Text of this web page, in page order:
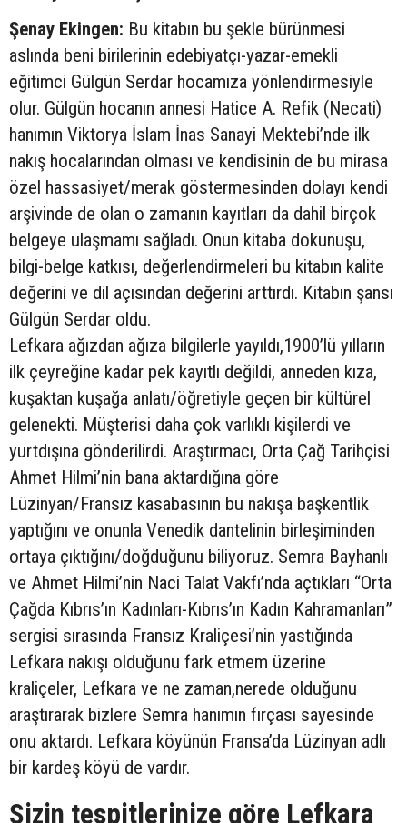
Şenay Ekingen: Bu kitabın bu şekle bürünmesi
aslında beni birilerinin edebiyatçı-yazar-emekli
eğitimci Gülgün Serdar hocamıza yönlendirmesiyle
olur. Gülgün hocanın annesi Hatice A. Refik (Necati)
hanımın Viktorya İslam İnas Sanayi Mektebi’nde ilk
nakış hocalarından olması ve kendisinin de bu mirasa
özel hassasiyet/merak göstermesinden dolayı kendi
arşivinde de olan o zamanın kayıtları da dahil birçok
belgeye ulaşmamı sağladı. Onun kitaba dokunuşu,
bilgi-belge katkısı, değerlendirmeleri bu kitabın kalite
değerini ve dil açısından değerini arttırdı. Kitabın şansı
Gülgün Serdar oldu.
Lefkara ağızdan ağıza bilgilerle yayıldı,1900’lü yılların
ilk çeyreğine kadar pek kayıtlı değildi, anneden kıza,
kuşaktan kuşağa anlatı/öğretiyle geçen bir kültürel
gelenekti. Müşterisi daha çok varlıklı kişilerdi ve
yurtdışına gönderilirdi. Araştırmacı, Orta Çağ Tarihçisi
Ahmet Hilmi’nin bana aktardığına göre
Lüzinyan/Fransız kasabasının bu nakışa başkentlik
yaptığını ve onunla Venedik dantelinin birleşiminden
ortaya çıktığını/doğduğunu biliyoruz. Semra Bayhanlı
ve Ahmet Hilmi’nin Naci Talat Vakfı’nda açtıkları “Orta
Çağda Kıbrıs’ın Kadınları-Kıbrıs’ın Kadın Kahramanları”
sergisi sırasında Fransız Kraliçesi’nin yastığında
Lefkara nakışı olduğunu fark etmem üzerine
kraliçeler, Lefkara ve ne zaman,nerede olduğunu
araştırarak bizlere Semra hanımın fırçası sayesinde
onu aktardı. Lefkara köyünün Fransa’da Lüzinyan adlı
bir kardeş köyü de vardır.
Sizin tespitlerinize göre Lefkara